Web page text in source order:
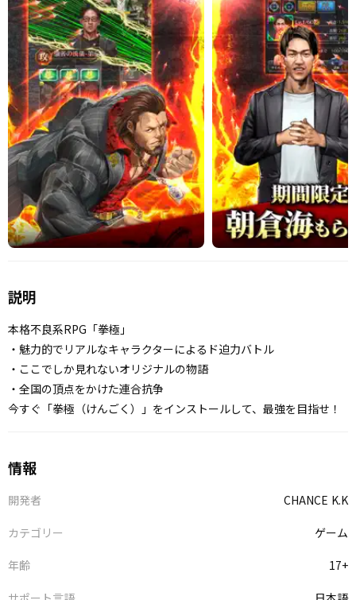
説明
本格不良系RPG「拳極」
・魅力的でリアルなキャラクターによるド迫力バトル
・ここでしか見れないオリジナルの物語
・全国の頂点をかけた連合抗争
今すぐ「拳極（けんごく）」をインストールして、最強を目指せ！
情報
開発者 CHANCE K.K
カテゴリー ゲーム
年齢 17+